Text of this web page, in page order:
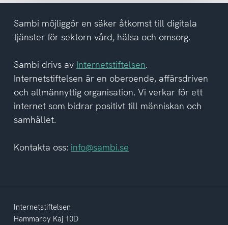
del
av
Sambi möjliggör en säker åtkomst till digitala
tjänster för sektorn vård, hälsa och omsorg.
Sambi drivs av Internetstiftelsen.
Internetstiftelsen är en oberoende, affärsdriven
och allmännyttig organisation. Vi verkar för ett
internet som bidrar positivt till människan och
samhället.
Kontakta oss: info@sambi.se
Internetstiftelsen
Hammarby Kaj 10D